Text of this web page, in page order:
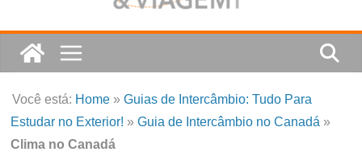
Você está: Home »Guias de Intercâmbio: Tudo Para
Estudar no Exterior! »Guia de Intercâmbio no Canadá »
Clima no Canadá